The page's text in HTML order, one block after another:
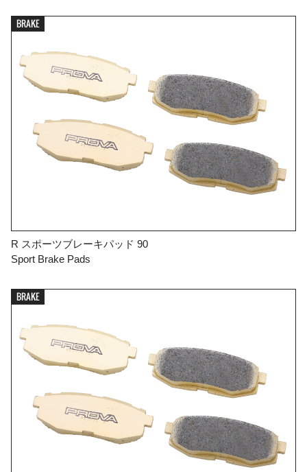
BRAKE
R スポーツブレーキパッド 90
Sport Brake Pads
BRAKE